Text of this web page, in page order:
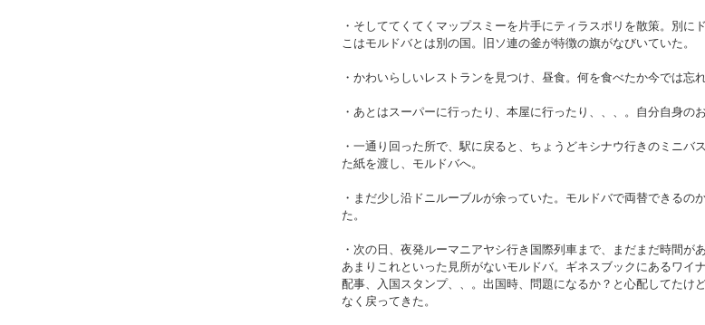
・そしててくてくマップスミーを片手にティラスポリを散策。別
こはモルドバとは別の国。旧ソ連の釜が特徴の旗がなびいていた。
・かわいらしいレストランを見つけ、昼食。何を食べたか今では忘
・あとはスーパーに行ったり、本屋に行ったり、、、。自分自身の
・一通り回った所で、駅に戻ると、ちょうどキシナウ行きのミニ
た紙を渡し、モルドバへ。
・まだ少し沿ドニルーブルが余っていた。モルドバで両替できる
た。
・次の日、夜発ルーマニアヤシ行き国際列車まで、まだまだ時間が
あまりこれといった見所がないモルドバ。ギネスブックにあるワ
配事、入国スタンプ、、。出国時、問題になるか？と心配してた
なく戻ってきた。